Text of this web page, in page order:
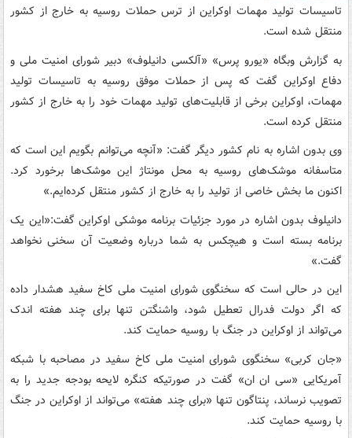
تاسیسات تولید مهمات اوکراین از ترس حملات روسیه به خارج از کشور
منتقل شده است.
به گزارش وبگاه «یورو پرس» «آلکسی دانیلوف» دبیر شورای امنیت ملی و
دفاع اوکراین گفت که پس از حملات موفق روسیه به تاسیسات تولید
مهمات، اوکراین برخی از قابلیت‌های تولید مهمات خود را به خارج از کشور
منتقل کرده است.
وی بدون اشاره به نام کشور دیگر گفت: «آنچه می‌توانم بگویم این است که
متاسفانه موشک‌های روسیه به محل مونتاژ این موشک‌ها برخورد کرد.
اکنون ما بخش خاصی از تولید را به خارج از کشور منتقل کرده‌ایم.»
دانیلوف بدون اشاره در مورد جزئیات برنامه موشکی اوکراین گفت:«این یک
برنامه بسته است و هیچکس به شما درباره وضعیت آن سخنی نخواهد
گفت.»
این در حالی است که سخنگوی شورای امنیت ملی کاخ سفید هشدار داده
که اگر دولت فدرال تعطیل شود، واشنگتن تنها برای چند هفته اندک
می‌تواند از اوکراین در جنگ با روسیه حمایت کند.
«جان کربی» سخنگوی شورای امنیت ملی کاخ سفید در مصاحبه با شبکه
آمریکایی «سی ان ان» گفت در صورتیکه کنگره لایحه بودجه جدید را به
تصویب نرساند، پنتاگون تنها «برای چند هفته» می‌تواند از اوکراین در جنگ
با روسیه حمایت کند.